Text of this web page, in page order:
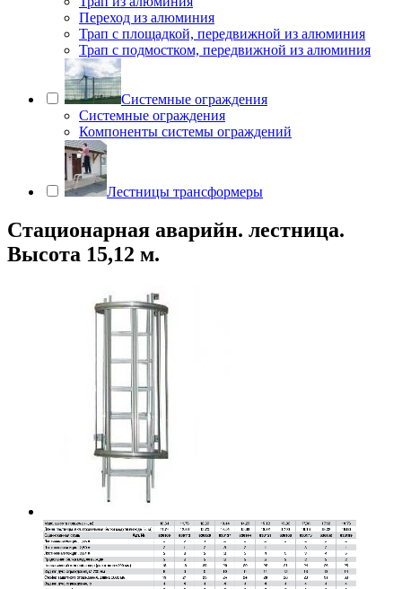
Переход из алюминия
Трап с площадкой, передвижной из алюминия
Трап с подмостком, передвижной из алюминия
Системные ограждения
Системные ограждения
Компоненты системы ограждений
Лестницы трансформеры
Стационарная аварийн. лестница.
Высота 15,12 м.